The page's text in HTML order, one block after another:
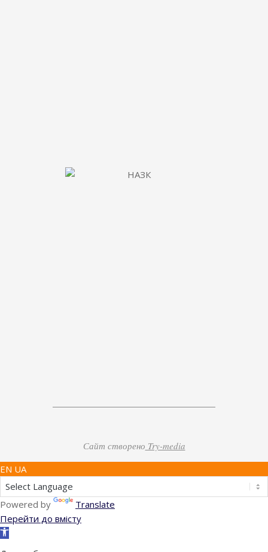
Сайт створено Try-media
EN UA
Powered by
Translate
Перейти до вмісту
Відкрити